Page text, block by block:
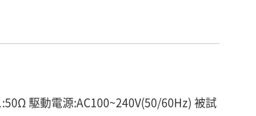
駆動電源:AC100~240V(50/60Hz) 被試